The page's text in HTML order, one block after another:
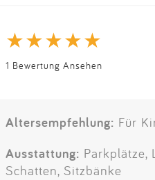
1 Bewertung Ansehen
Altersempfehlung: Für
Ausstattung: Parkplätze,
Schatten, Sitzbänke